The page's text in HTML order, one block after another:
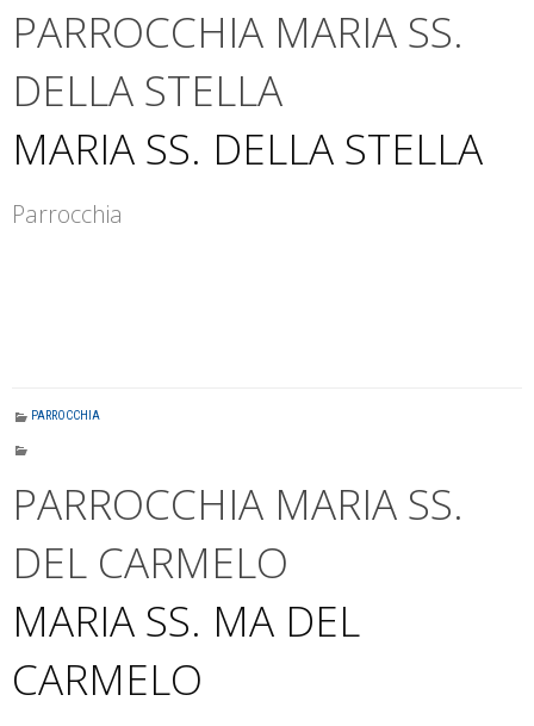
PARROCCHIA MARIA SS.
DELLA STELLA
MARIA SS. DELLA STELLA
Parrocchia
PARROCCHIA
PARROCCHIA MARIA SS.
DEL CARMELO
MARIA SS. MA DEL
CARMELO